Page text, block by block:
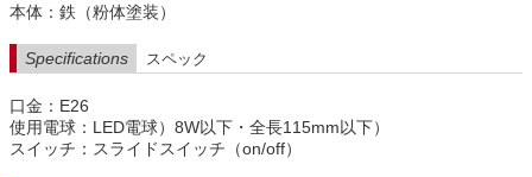
本体：鉄（粉体塗装）
Specifications スペック
口金：E26
使用電球：LED電球）8W以下・全長115mm以下）
スイッチ：スライドスイッチ（on/off）